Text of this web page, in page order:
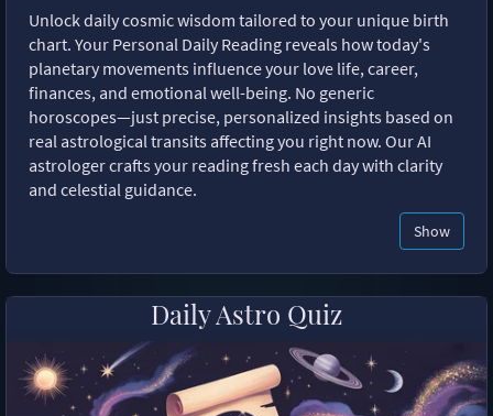
Unlock daily cosmic wisdom tailored to your unique birth
chart. Your Personal Daily Reading reveals how today's
planetary movements influence your love life, career,
finances, and emotional well-being. No generic
horoscopes—just precise, personalized insights based on
real astrological transits affecting you right now. Our AI
astrologer crafts your reading fresh each day with clarity
and celestial guidance.
Show
Daily Astro Quiz